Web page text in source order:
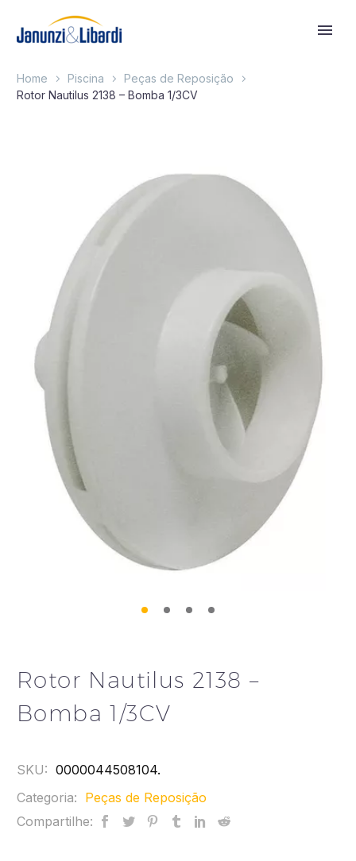
Home Piscina
Peças de Reposição
Rotor Nautilus 2138 – Bomba 1/3CV
Rotor Nautilus 2138 –
Bomba 1/3CV
SKU: 0000044508104.
Categoria: Peças de Reposição
Compartilhe: